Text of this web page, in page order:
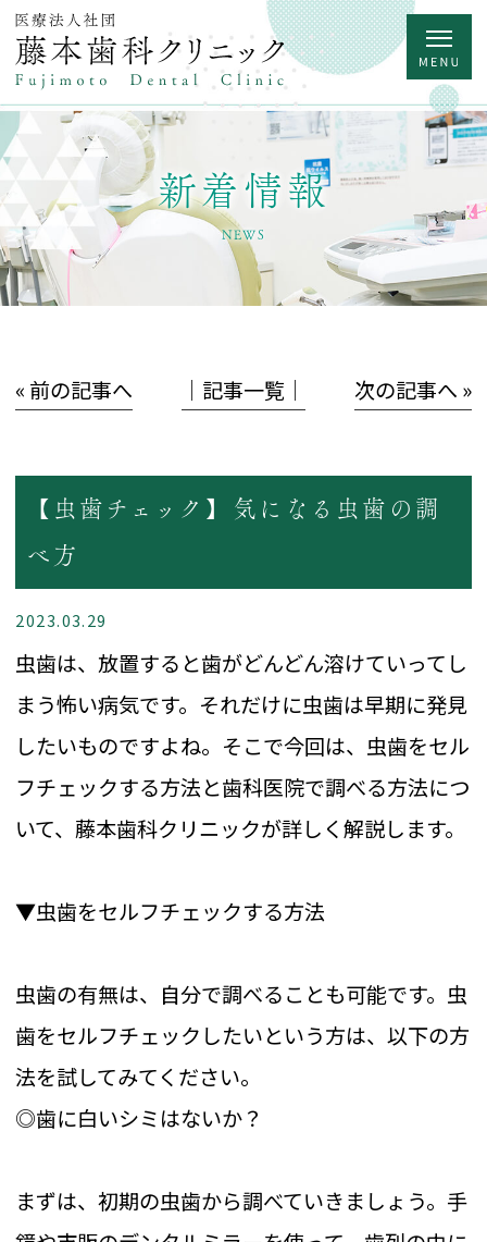
新着情報
NEWS
« 前の記事へ │記事一覧│ 次の記事へ »
【虫歯チェック】気になる虫歯の調
べ方
2023.03.29
虫歯は、放置すると歯がどんどん溶けていってし
まう怖い病気です。それだけに虫歯は早期に発見
したいものですよね。そこで今回は、虫歯をセル
フチェックする方法と歯科医院で調べる方法につ
いて、藤本歯科クリニックが詳しく解説します。
▼虫歯をセルフチェックする方法
虫歯の有無は、自分で調べることも可能です。虫
歯をセルフチェックしたいという方は、以下の方
法を試してみてください。
◎歯に白いシミはないか？
まずは、初期の虫歯から調べていきましょう。手